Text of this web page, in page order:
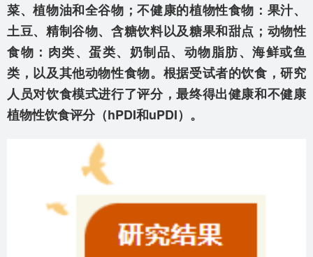
菜、植物油和全谷物；不健康的植物性食物：果汁、
土豆、精制谷物、含糖饮料以及糖果和甜点；动物性
食物：肉类、蛋类、奶制品、动物脂肪、海鲜或鱼
类，以及其他动物性食物。根据受试者的饮食，研究
人员对饮食模式进行了评分，最终得出健康和不健康
植物性饮食评分（hPDI和uPDI）。